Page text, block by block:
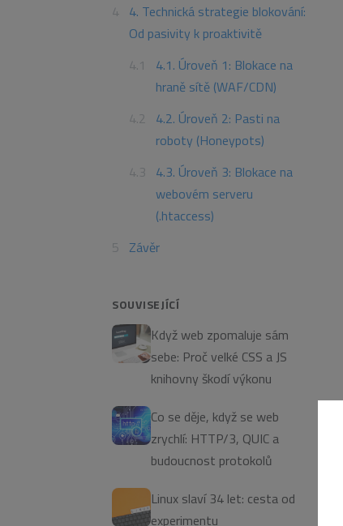
4. Technická strategie blokování:
Od pasivity k proaktivitě
4.1. Úroveň 1: Blokace na
hraně sítě (WAF/CDN)
4.2. Úroveň 2: Pasti na
roboty (Honeypots)
4.3. Úroveň 3: Blokace na
webovém serveru
(.htaccess)
Závěr
SOUVISEJÍCÍ
Když web zpomaluje sám
sebe: Proč velké CSS a JS
knihovny škodí výkonu
Co se děje, když se web
zrychlí: HTTP/3, QUIC a
budoucnost protokolů
Linux slaví 34 let: cesta od
experimentu